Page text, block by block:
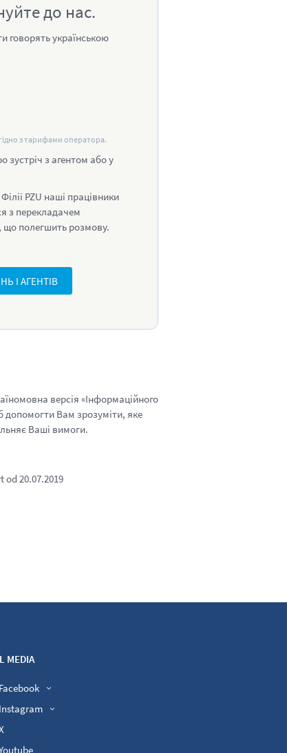
до нас.
говорять українською
з тарифами оператора.
зустріч з агентом або у
PZU наші працівники
з перекладачем
що полегшить розмову.
І АГЕНТІВ
версія «Інформаційного
допомогти Вам зрозуміти, яке
Ваші вимоги.
20.07.2019
MEDIA
Facebook
Instagram